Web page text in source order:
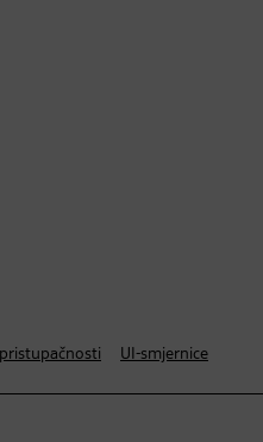
UI-smjernice